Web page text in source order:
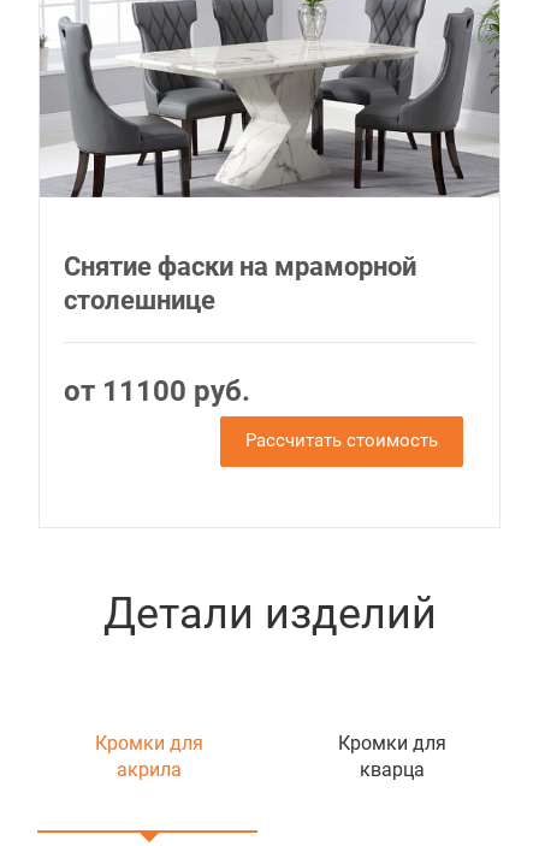
Снятие фаски на мраморной
столешнице
от 11100 руб.
Рассчитать стоимость
Детали изделий
Кромки для
акрила
Кромки для
кварца